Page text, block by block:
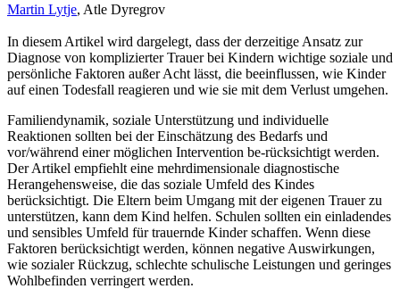
Martin Lytje, Atle Dyregrov
In diesem Artikel wird dargelegt, dass der derzeitige Ansatz zur
Diagnose von komplizierter Trauer bei Kindern wichtige soziale und
persönliche Faktoren außer Acht lässt, die beeinflussen, wie Kinder
auf einen Todesfall reagieren und wie sie mit dem Verlust umgehen.
Familiendynamik, soziale Unterstützung und individuelle
Reaktionen sollten bei der Einschätzung des Bedarfs und
vor/während einer möglichen Intervention be-rücksichtigt werden.
Der Artikel empfiehlt eine mehrdimensionale diagnostische
Herangehensweise, die das soziale Umfeld des Kindes
berücksichtigt. Die Eltern beim Umgang mit der eigenen Trauer zu
unterstützen, kann dem Kind helfen. Schulen sollten ein einladendes
und sensibles Umfeld für trauernde Kinder schaffen. Wenn diese
Faktoren berücksichtigt werden, können negative Auswirkungen,
wie sozialer Rückzug, schlechte schulische Leistungen und geringes
Wohlbefinden verringert werden.